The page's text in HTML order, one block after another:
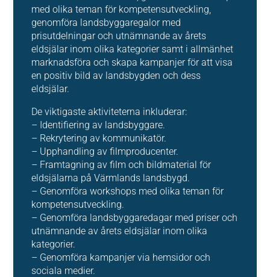
med olika teman för kompetensutveckling,
genomföra landsbyggaregalor med
prisutdelningar och utnämnande av årets
eldsjälar inom olika kategorier samt i allmänhet
marknadsföra och skapa kampanjer för att visa
en positiv bild av landsbygden och dess
eldsjälar.
De viktigaste aktiviteterna inkluderar:
– Identifiering av landsbyggare.
– Rekrytering av kommunikatör.
– Upphandling av filmproducenter.
– Framtagning av film och bildmaterial för
eldsjälarna på Värmlands landsbygd.
– Genomföra workshops med olika teman för
kompetensutveckling.
– Genomföra landsbyggaredagar med priser och
utnämnande av årets eldsjälar inom olika
kategorier.
– Genomföra kampanjer via hemsidor och
sociala medier.